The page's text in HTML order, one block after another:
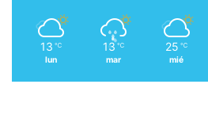
13 ℃
lun
13 ℃
mar
25 ℃
mié